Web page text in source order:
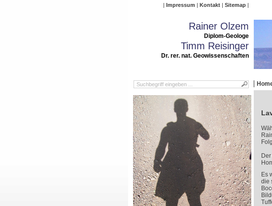
Impressum Kontakt Sitemap
Rainer Olzem
Diplom-Geologe
Timm Reisinger
Dr. rer. nat. Geowissenschaften
Es
die